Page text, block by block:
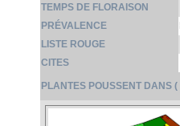
TEMPS DE FLORAISON
PRÉVALENCE
LISTE ROUGE
CITES
PLANTES POUSSENT DANS (